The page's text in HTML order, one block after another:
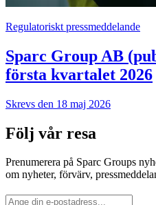
Regulatoriskt pressmeddelande
Sparc Group AB
första kvartalet 2026
Skrevs den 18 maj 2026
Följ vår resa
Prenumerera på Sparc Groups
om nyheter, förvärv,